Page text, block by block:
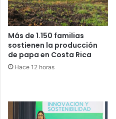
Más de 1.150 familias
sostienen la producción
de papa en Costa Rica
Hace 12 horas